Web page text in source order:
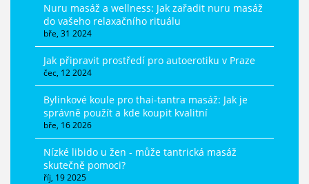
Nuru masáž a wellness: Jak zařadit nuru masáž
do vašeho relaxačního rituálu
bře, 31 2024
Jak připravit prostředí pro autoerotiku v Praze
čec, 12 2024
Bylinkové koule pro thai-tantra masáž: Jak je
správně použít a kde koupit kvalitní
bře, 16 2026
Nízké libido u žen - může tantrická masáž
skutečně pomoci?
říj, 19 2025